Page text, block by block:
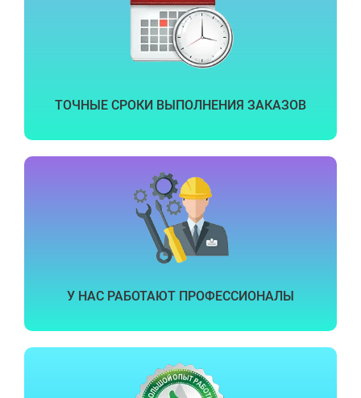
ТОЧНЫЕ СРОКИ ВЫПОЛНЕНИЯ ЗАКАЗОВ
У НАС РАБОТАЮТ ПРОФЕССИОНАЛЫ